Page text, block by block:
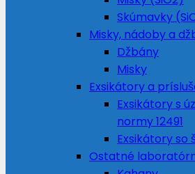
Skúmavky
Misky, nádoby a
Džbány
Misky
Exsikátory a
Exsikátory s
normy 12491
Exsikátory so
Ostatné